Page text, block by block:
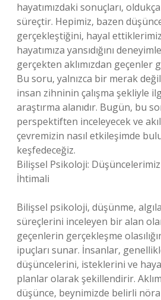
hayatımızdaki sonuçları,
süreçtir. Hepimiz, bazen
gerçekleştiğini, hayal
hayatımıza yansıdığını
gerçekten aklımızdan geçenler
Bu soru, yalnızca bir merak
insan zihninin çalışma şekliyle
araştırma alanıdır. Bugün, bu
perspektiften inceleyecek ve
çevremizin nasıl etkileşimde
keşfedeceğiz.
Bilişsel Psikoloji:
İhtimali
Bilişsel psikoloji, düşünme,
süreçlerini inceleyen bir alan
geçenlerin gerçekleşme
ipuçları sunar. İnsanlar,
düşüncelerini, isteklerini ve
planlar olarak şekillendirir.
düşünce, beynimizde belirli